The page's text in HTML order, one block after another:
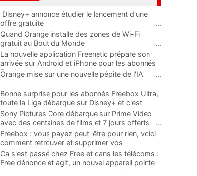
Disney+ annonce étudier le lancement d'une
offre gratuite
...
Quand Orange installe des zones de Wi-Fi
gratuit au Bout du Monde
...
La nouvelle application Freenetic prépare son
arrivée sur Android et iPhone pour les abonnés
Freebox, testez la
Orange mise sur une nouvelle pépite de l'IA ...
Bonne surprise pour les abonnés Freebox Ultra,
toute la Liga débarque sur Disney+ et c'est
inclus
Sony Pictures Core débarque sur Prime Video
avec des centaines de films et 7 jours offerts
...
Freebox : vous payez peut-être pour rien, voici
comment retrouver et supprimer vos
abonnements TV oubliés
...
Ca s'est passé chez Free et dans les télécoms :
Free dénonce et agit, un nouvel appareil pointe
le bout de son nez chez des abonnés Freebox...